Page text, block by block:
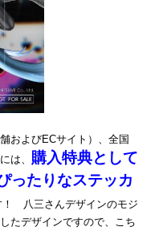
およびECサイト）、全国
は、 購入特典として
ったりなステッカ
！ 八三さんデザインのモジ
たデザインですので、こち